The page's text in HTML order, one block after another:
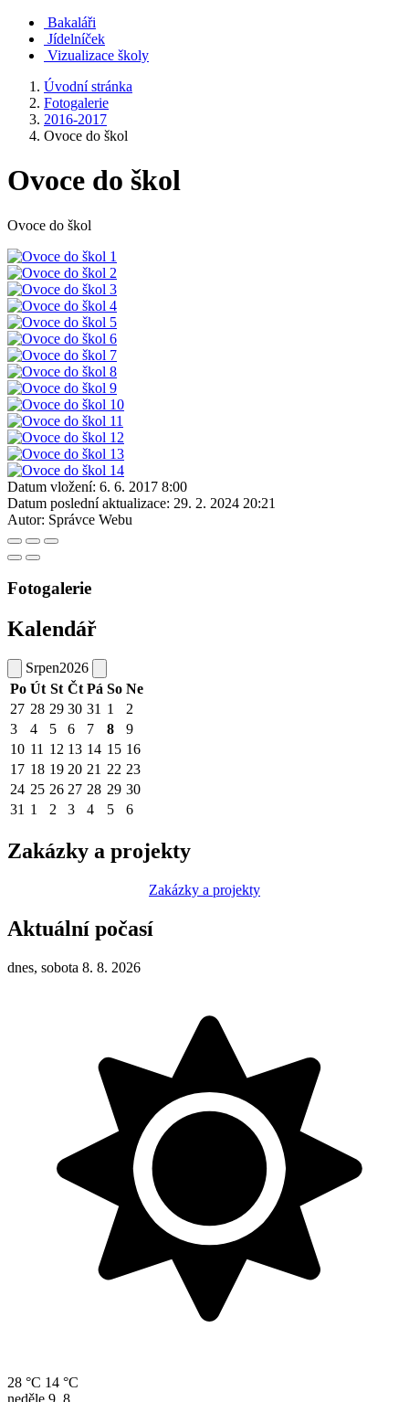
Bakaláři
Jídelníček
Vizualizace školy
Úvodní stránka
Fotogalerie
2016-2017
Ovoce do škol
Ovoce do škol
Ovoce do škol
Datum vložení: 6. 6. 2017 8:00
Datum poslední aktualizace: 29. 2. 2024 20:21
Autor: Správce Webu
Fotogalerie
Kalendář
Srpen2026
Po Út St Čt Pá So Ne
27 28 29 30 31 1
2
3
4 5 6 7 8
9
10 11 12 13 14 15 16
17 18 19 20 21 22 23
24 25 26 27 28 29 30
31 1 2 3 4 5 6
Zakázky a projekty
Zakázky a projekty
Aktuální počasí
dnes, sobota 8. 8. 2026
28 °C 14 °C
neděle 9. 8.